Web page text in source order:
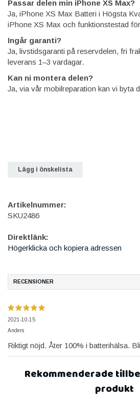
Passar delen min iPhone XS Max?
Ja, iPhone XS Max Batteri i Högsta
iPhone XS Max och funktionstestad
Ingår garanti?
Ja, livstidsgaranti på reservdelen, fri
leverans 1–3 vardagar.
Kan ni montera delen?
Ja, via vår mobilreparation kan vi byta
Lägg i önskelista
Artikelnummer:
SKU2486
Direktlänk:
Högerklicka och kopiera adressen
RECENSIONER
2021-10-15
Anders
Riktigt nöjd. Åter 100% i batterihälsa.
Rekommenderade
produkt